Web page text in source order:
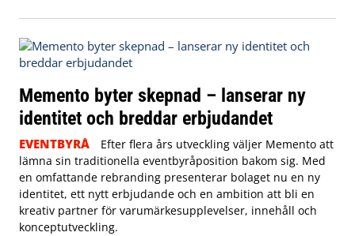
Memento byter skepnad – lanserar ny
identitet och breddar erbjudandet
EVENTBYRÅ
Efter flera års utveckling väljer Memento att
lämna sin traditionella eventbyråposition bakom sig. Med
en omfattande rebranding presenterar bolaget nu en ny
identitet, ett nytt erbjudande och en ambition att bli en
kreativ partner för varumärkesupplevelser, innehåll och
konceptutveckling.